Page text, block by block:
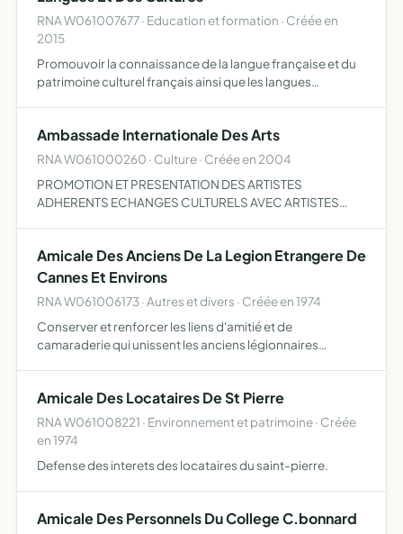
RNA W061007677 · Education et formation · Créée en
2015
Promouvoir la connaissance de la langue française et du
patrimoine culturel français ainsi que les langues
économ…
Ambassade Internationale Des Arts
RNA W061000260 · Culture · Créée en 2004
PROMOTION ET PRESENTATION DES ARTISTES
ADHERENTS ECHANGES CULTURELS AVEC ARTISTES
Amicale Des Anciens De La Legion Etrangere De
Cannes Et Environs
RNA W061006173 · Autres et divers · Créée en 1974
Conserver et renforcer les liens d'amitié et de
camaraderie qui unissent les anciens légionnaires
l'amicale honn…
Amicale Des Locataires De St Pierre
RNA W061008221 · Environnement et patrimoine · Créée
en 1974
Defense des interets des locataires du saint-pierre.
Amicale Des Personnels Du College C.bonnard